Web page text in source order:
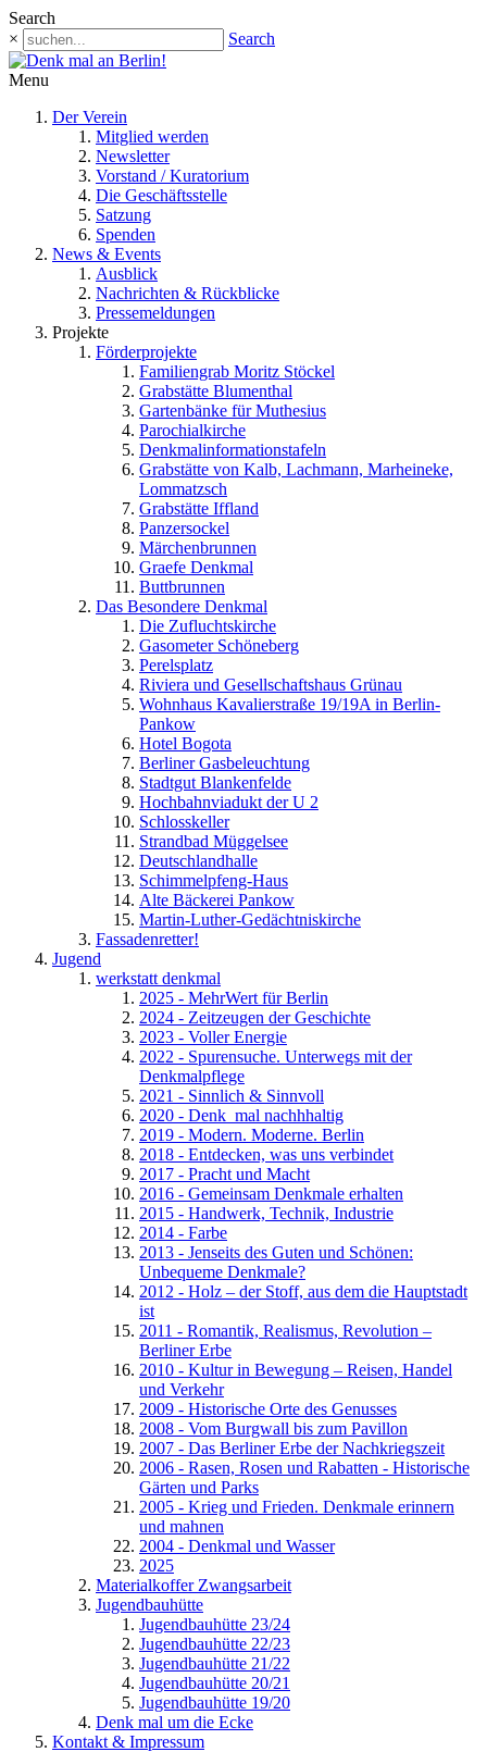
Search
×
Search
Menu
Der Verein
Mitglied werden
Newsletter
Vorstand / Kuratorium
Die Geschäftsstelle
Satzung
Spenden
News & Events
Ausblick
Nachrichten & Rückblicke
Pressemeldungen
Projekte
Förderprojekte
Familiengrab Moritz Stöckel
Grabstätte Blumenthal
Gartenbänke für Muthesius
Parochialkirche
Denkmalinformationstafeln
Grabstätte von Kalb, Lachmann, Marheineke,
Lommatzsch
Grabstätte Iffland
Panzersockel
Märchenbrunnen
Graefe Denkmal
Buttbrunnen
Das Besondere Denkmal
Die Zufluchtskirche
Gasometer Schöneberg
Perelsplatz
Riviera und Gesellschaftshaus Grünau
Wohnhaus Kavalierstraße 19/19A in Berlin-
Pankow
Hotel Bogota
Berliner Gasbeleuchtung
Stadtgut Blankenfelde
Hochbahnviadukt der U 2
Schlosskeller
Strandbad Müggelsee
Deutschlandhalle
Schimmelpfeng-Haus
Alte Bäckerei Pankow
Martin-Luther-Gedächtniskirche
Fassadenretter!
Jugend
werkstatt denkmal
2025 - MehrWert für Berlin
2024 - Zeitzeugen der Geschichte
2023 - Voller Energie
2022 - Spurensuche. Unterwegs mit der
Denkmalpflege
2021 - Sinnlich & Sinnvoll
2020 - Denk_mal nachhhaltig
2019 - Modern. Moderne. Berlin
2018 - Entdecken, was uns verbindet
2017 - Pracht und Macht
2016 - Gemeinsam Denkmale erhalten
2015 - Handwerk, Technik, Industrie
2014 - Farbe
2013 - Jenseits des Guten und Schönen:
Unbequeme Denkmale?
2012 - Holz – der Stoff, aus dem die Hauptstadt
ist
2011 - Romantik, Realismus, Revolution –
Berliner Erbe
2010 - Kultur in Bewegung – Reisen, Handel
und Verkehr
2009 - Historische Orte des Genusses
2008 - Vom Burgwall bis zum Pavillon
2007 - Das Berliner Erbe der Nachkriegszeit
2006 - Rasen, Rosen und Rabatten - Historische
Gärten und Parks
2005 - Krieg und Frieden. Denkmale erinnern
und mahnen
2004 - Denkmal und Wasser
2025
Materialkoffer Zwangsarbeit
Jugendbauhütte
Jugendbauhütte 23/24
Jugendbauhütte 22/23
Jugendbauhütte 21/22
Jugendbauhütte 20/21
Jugendbauhütte 19/20
Denk mal um die Ecke
Kontakt & Impressum